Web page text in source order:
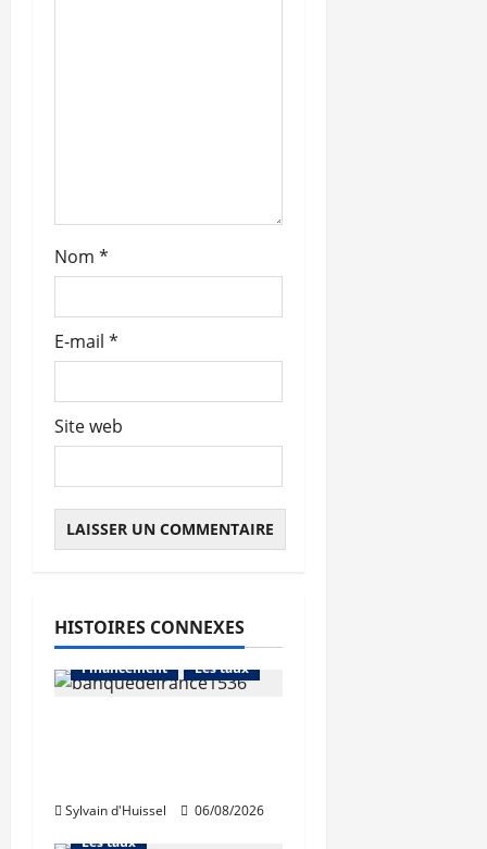
l
Nom *
E-mail *
Site web
HISTOIRES CONNEXES
Abonnés
Financement
Les taux
Sylvain d'Huissel 06/08/2026
L'avis des courtiers
Les taux